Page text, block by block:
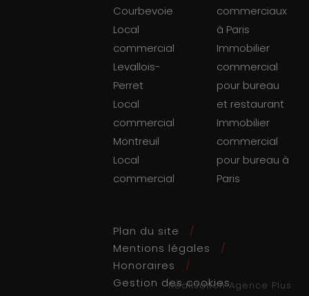
Courbevoie
Local
commercial
Levallois-
Perret
Local
commercial
Montreuil
Local
commercial
commerciaux
à Paris
Immobilier
commercial
pour bureau
et restaurant
Immobilier
commercial
pour bureau à
Paris
Plan du site
Mentions légales
Honoraires
Gestion des cookies
Réalisation Agence Plus